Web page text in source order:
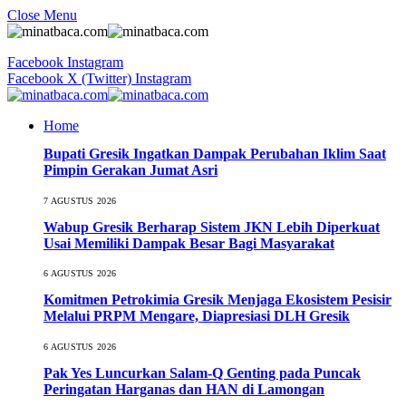
Close Menu
Facebook Instagram
Facebook X (Twitter) Instagram
Home
Bupati Gresik Ingatkan Dampak Perubahan Iklim Saat
Pimpin Gerakan Jumat Asri
7 AGUSTUS 2026
Wabup Gresik Berharap Sistem JKN Lebih Diperkuat
Usai Memiliki Dampak Besar Bagi Masyarakat
6 AGUSTUS 2026
Komitmen Petrokimia Gresik Menjaga Ekosistem Pesisir
Melalui PRPM Mengare, Diapresiasi DLH Gresik
6 AGUSTUS 2026
Pak Yes Luncurkan Salam-Q Genting pada Puncak
Peringatan Harganas dan HAN di Lamongan